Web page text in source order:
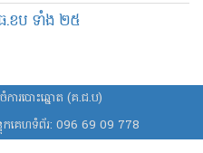
ខប ទាំង ២៥
ការបោះឆ្នោត (គ.ជ.ប)
គេហទំព័រ: 096 69 09 778